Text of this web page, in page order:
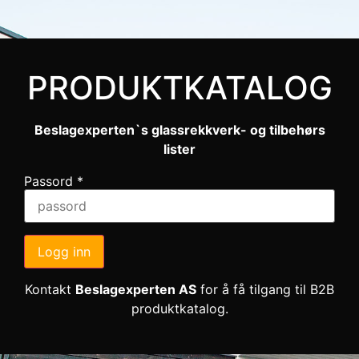
PRODUKTKATALOG
Beslagexperten`s glassrekkverk- og tilbehørs
lister
Passord *
Logg inn
Kontakt Beslagexperten AS for å få tilgang til B2B
produktkatalog.